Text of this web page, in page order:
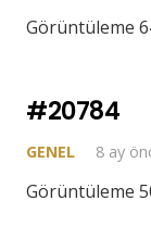
Görüntüleme
#20784
GENEL 8 ay
Görüntüleme